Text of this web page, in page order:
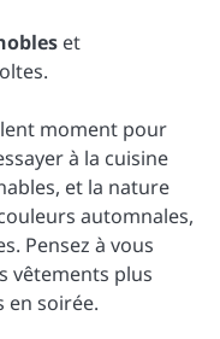
et
moment pour
à la cuisine
et la nature
automnales,
Pensez à vous
vêtements plus
en soirée.